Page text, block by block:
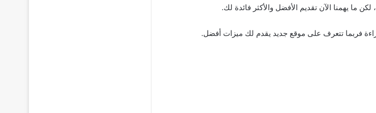
ما يهمنا الآن تقديم الأفضل والأكثر فائدة لك.
فربما تتعرف على موقع جديد يقدم لك ميزات أفضل.